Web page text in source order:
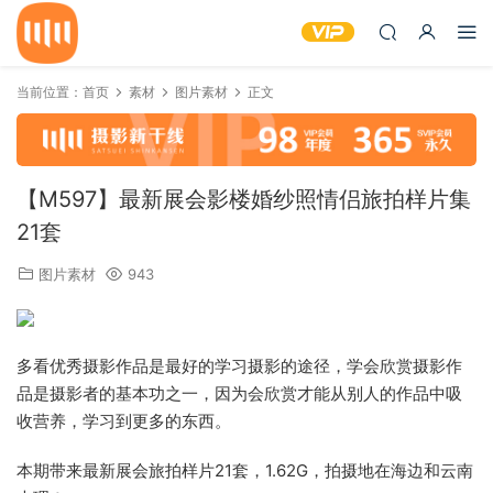
当前位置： 首页 素材 图片素材 正文
【M597】最新展会影楼婚纱照情侣旅拍样片集
21套
图片素材 943
多看优秀摄影作品是最好的学习摄影的途径，学会欣赏摄影作
品是摄影者的基本功之一，因为会欣赏才能从别人的作品中吸
收营养，学习到更多的东西。
本期带来最新展会旅拍样片21套，1.62G，拍摄地在海边和云南